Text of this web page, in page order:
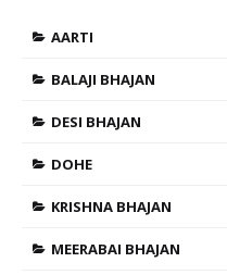
AARTI
BALAJI BHAJAN
DESI BHAJAN
DOHE
KRISHNA BHAJAN
MEERABAI BHAJAN